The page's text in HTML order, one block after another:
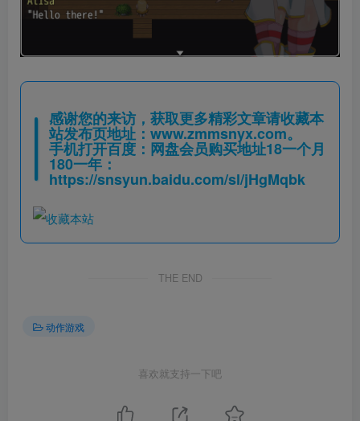
感谢您的来访，获取更多精彩文章请收藏本
站发布页地址： www.zmmsnyx.com。
手机打开百度：网盘会员购买地址18一个月
180一年：
https://snsyun.baidu.com/sl/jHgMqbk
THE END
动作游戏
喜欢就支持一下吧